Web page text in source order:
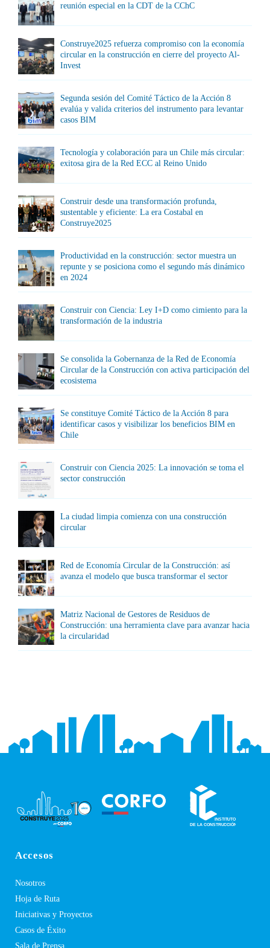
reunión especial en la CDT de la CChC
Construye2025 refuerza compromiso con la economía
circular en la construcción en cierre del proyecto Al-
Invest
Segunda sesión del Comité Táctico de la Acción 8
evalúa y valida criterios del instrumento para levantar
casos BIM
Tecnología y colaboración para un Chile más circular:
exitosa gira de la Red ECC al Reino Unido
Construir desde una transformación profunda,
sustentable y eficiente: La era Costabal en
Construye2025
Productividad en la construcción: sector muestra un
repunte y se posiciona como el segundo más dinámico
en 2024
Construir con Ciencia: Ley I+D como cimiento para la
transformación de la industria
Se consolida la Gobernanza de la Red de Economía
Circular de la Construcción con activa participación del
ecosistema
Se constituye Comité Táctico de la Acción 8 para
identificar casos y visibilizar los beneficios BIM en
Chile
Construir con Ciencia 2025: La innovación se toma el
sector construcción
La ciudad limpia comienza con una construcción
circular
Red de Economía Circular de la Construcción: así
avanza el modelo que busca transformar el sector
Matriz Nacional de Gestores de Residuos de
Construcción: una herramienta clave para avanzar hacia
la circularidad
Accesos
Nosotros
Hoja de Ruta
Iniciativas y Proyectos
Casos de Éxito
Sala de Prensa